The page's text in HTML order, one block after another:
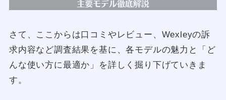
さて、ここからは口コミやレビュー、Wexleyの訴
求内容など調査結果を基に、各モデルの魅力と「ど
んな使い方に最適か」を詳しく掘り下げていきま
す。